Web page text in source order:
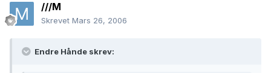
///M
Skrevet Mars 26, 2006
Endre Hånde skrev: